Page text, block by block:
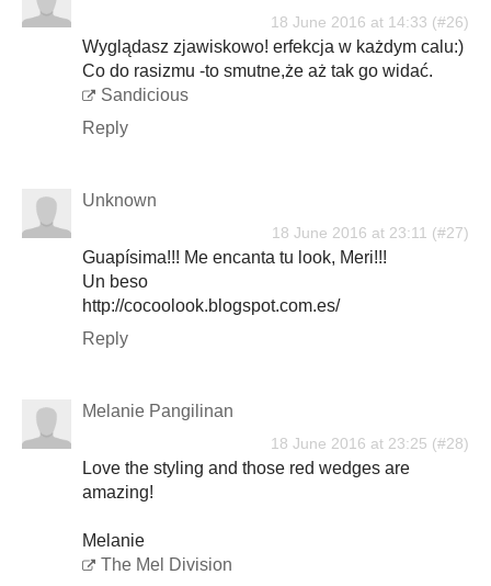
18 June 2016 at 14:33
Wyglądasz zjawiskowo! erfekcja w każdym calu:)
Co do rasizmu -to smutne,że aż tak go widać.
Sandicious
Reply
Unknown
18 June 2016 at 23:11
Guapísima!!! Me encanta tu look, Meri!!!
Un beso
http://cocoolook.blogspot.com.es/
Reply
Melanie Pangilinan
18 June 2016 at 23:25
Love the styling and those red wedges are
amazing!
Melanie
The Mel Division